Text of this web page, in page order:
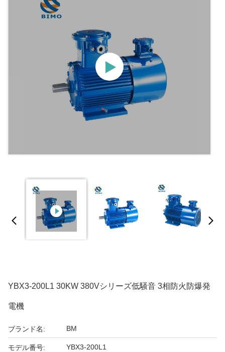
YBX3-200L1 30KW 380Vシリーズ低騒音 3相防火防爆発
電機
ブランド名: BM
モデル番号: YBX3-200L1